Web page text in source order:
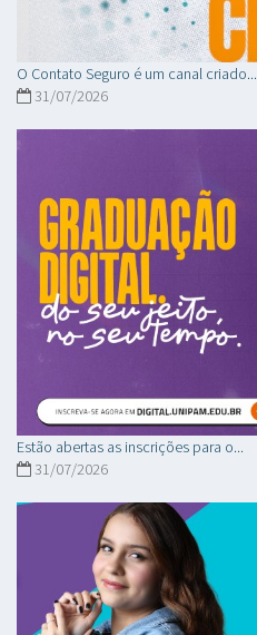
O Contato Seguro é um canal criado...
31/07/2026
Estão abertas as inscrições para o...
31/07/2026